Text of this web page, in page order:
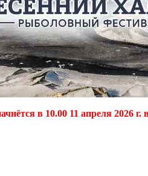
в 10.00 11 апреля 2026